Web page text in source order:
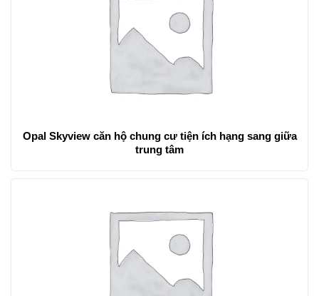
Opal Skyview căn hộ chung cư tiện ích hạng sang giữa
trung tâm